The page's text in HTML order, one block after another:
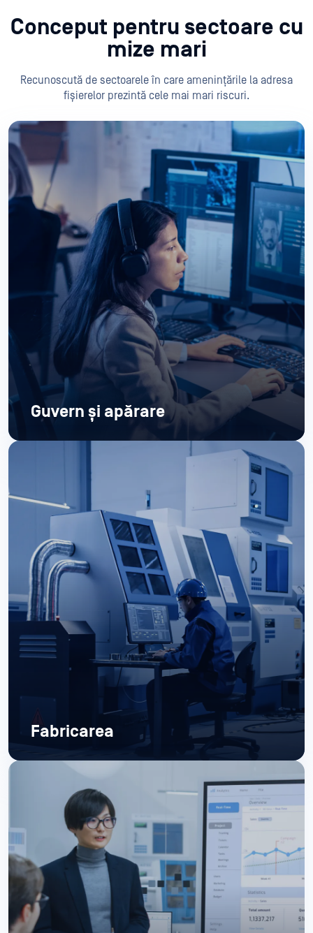
Conceput pentru sectoare cu
mize mari
Recunoscută de sectoarele în care amenințările la adresa
fișierelor prezintă cele mai mari riscuri.
Guvern și apărare
Fabricarea